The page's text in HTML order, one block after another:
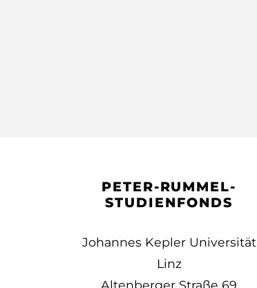
PETER-RUMMEL-
STUDIENFONDS
Johannes Kepler Universität
Linz
Altenberger Straße 69